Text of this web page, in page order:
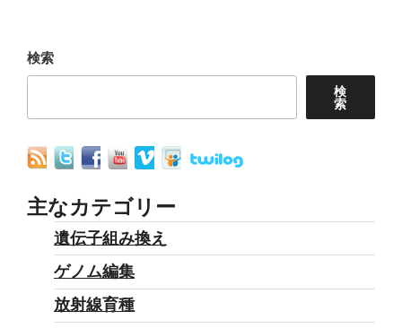
検索
検
索
主なカテゴリー
遺伝子組み換え
ゲノム編集
放射線育種